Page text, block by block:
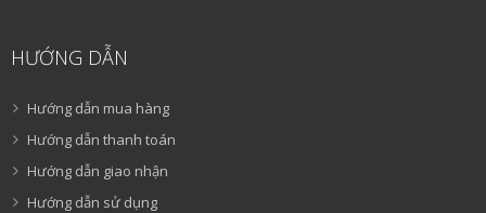
HƯỚNG DẪN
Hướng dẫn mua hàng
Hướng dẫn thanh toán
Hướng dẫn giao nhận
Hướng dẫn sử dụng